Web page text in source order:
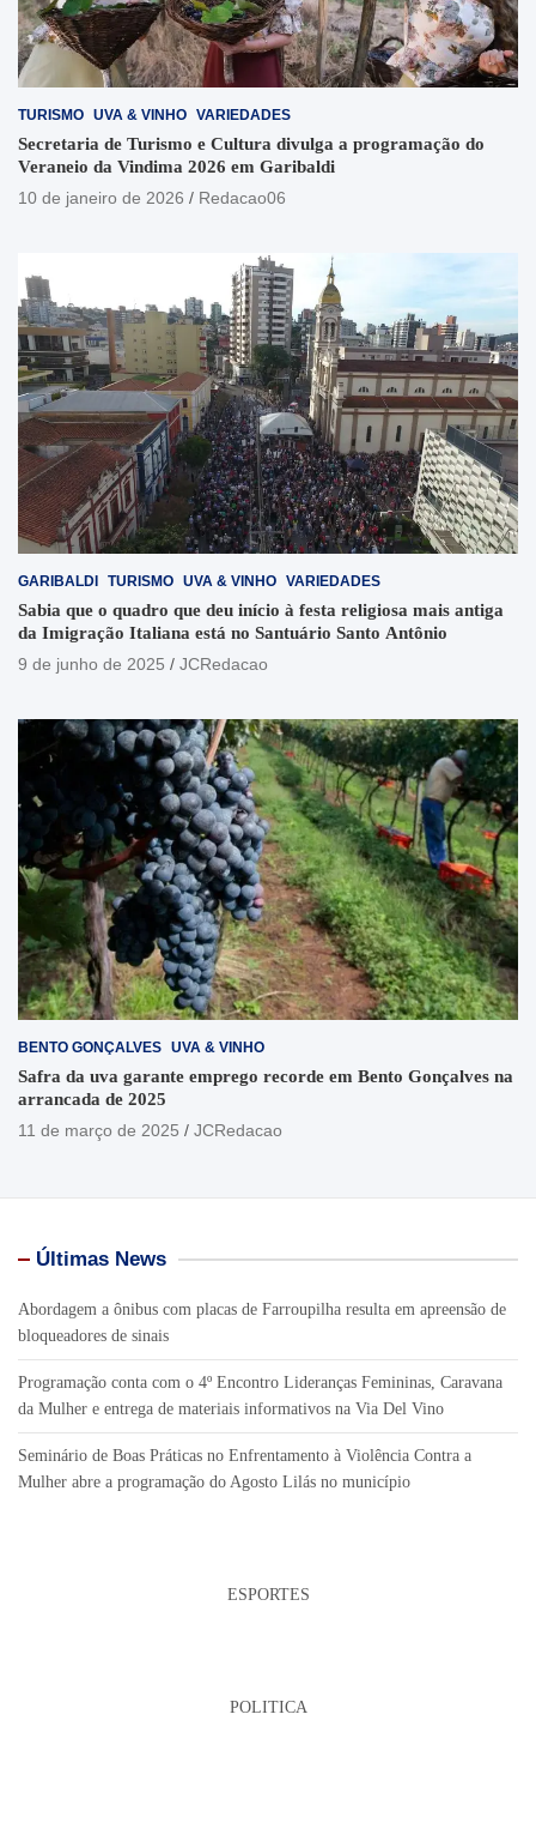
TURISMO UVA & VINHO VARIEDADES
Secretaria de Turismo e Cultura divulga a programação do
Veraneio da Vindima 2026 em Garibaldi
10 de janeiro de 2026
Redacao06
GARIBALDI TURISMO UVA & VINHO VARIEDADES
Sabia que o quadro que deu início à festa religiosa mais antiga
da Imigração Italiana está no Santuário Santo Antônio
9 de junho de 2025
JCRedacao
BENTO GONÇALVES UVA & VINHO
Safra da uva garante emprego recorde em Bento Gonçalves na
arrancada de 2025
11 de março de 2025
JCRedacao
Últimas News
Abordagem a ônibus com placas de Farroupilha resulta em apreensão de
bloqueadores de sinais
Programação conta com o 4º Encontro Lideranças Femininas, Caravana
da Mulher e entrega de materiais informativos na Via Del Vino
Seminário de Boas Práticas no Enfrentamento à Violência Contra a
Mulher abre a programação do Agosto Lilás no município
ESPORTES
POLITICA